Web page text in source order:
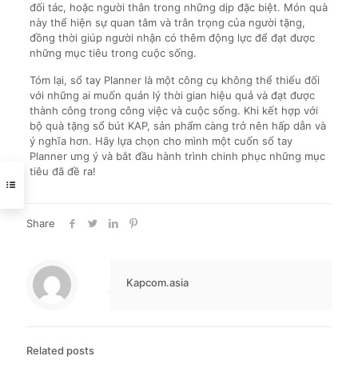
đối tác, hoặc người thân trong những dịp đặc biệt. Món quà
này thể hiện sự quan tâm và trân trọng của người tặng,
đồng thời giúp người nhận có thêm động lực để đạt được
những mục tiêu trong cuộc sống.
Tóm lại, sổ tay Planner là một công cụ không thể thiếu đối
với những ai muốn quản lý thời gian hiệu quả và đạt được
thành công trong công việc và cuộc sống. Khi kết hợp với
bộ quà tặng sổ bút KAP, sản phẩm càng trở nên hấp dẫn và
ý nghĩa hơn. Hãy lựa chọn cho mình một cuốn sổ tay
Planner ưng ý và bắt đầu hành trình chinh phục những mục
tiêu đã đề ra!
Share
Kapcom.asia
Related posts